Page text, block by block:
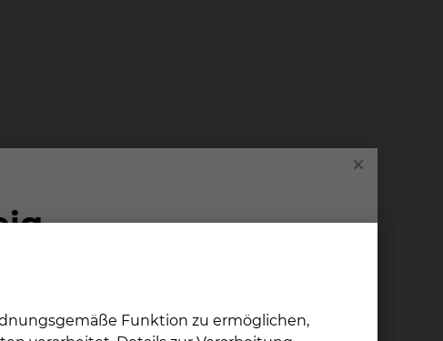
Funktion zu ermöglichen,